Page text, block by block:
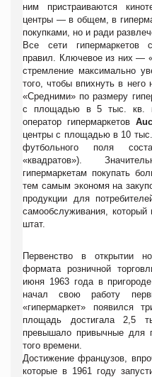
ним пристраиваются
центры — в общем, в
покупками, но и ради
Все сети гипермаркетов
правил. Ключевое из них —
стремление максимально
того, чтобы впихнуть в него
«Средними» по размеру
с площадью в 5 тыс. кв.
оператор гипермаркетов
центры с площадью в 10
футбольного поля
«квадратов»).
гипермаркетам покупать
тем самым экономя на
продукции для
самообслуживания, который
штат.
Первенство в открытии
формата розничной
июня 1963 года в
начал свою работу
«гипермаркет» появился
площадь достигала 2,5
превышало привычные для
того времени.
Достижение французов,
которые в 1961 году